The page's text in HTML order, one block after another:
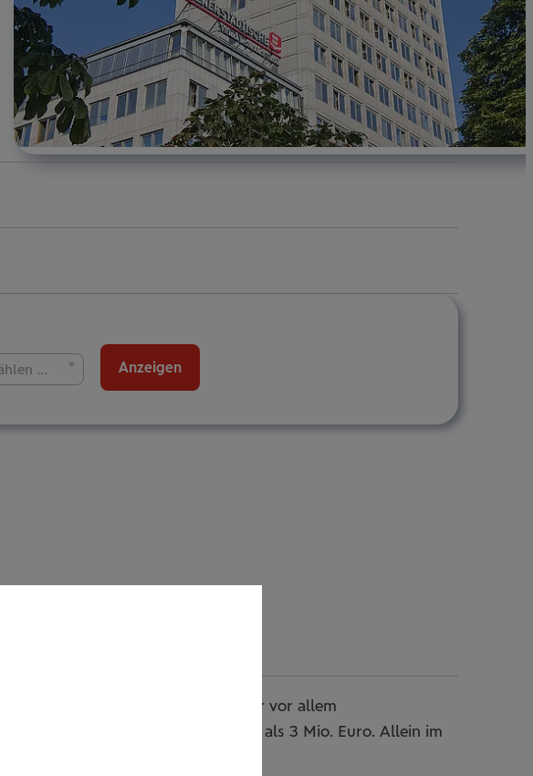
Sie aus -- Anzeigen
hinweggezogen: Betroffen war vor allem
rechnet mit Schäden von mehr als 3 Mio. Euro. Allein im
aus.